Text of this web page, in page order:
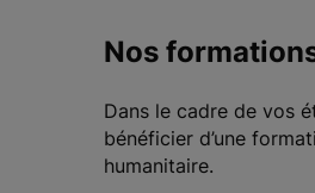
Nos
Dans le cadre de vos
bénéficier d’une
humanitaire.